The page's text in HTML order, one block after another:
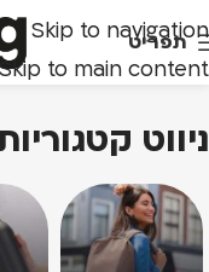
Skip to navigation
Skip to main content
תפריט
ניווט